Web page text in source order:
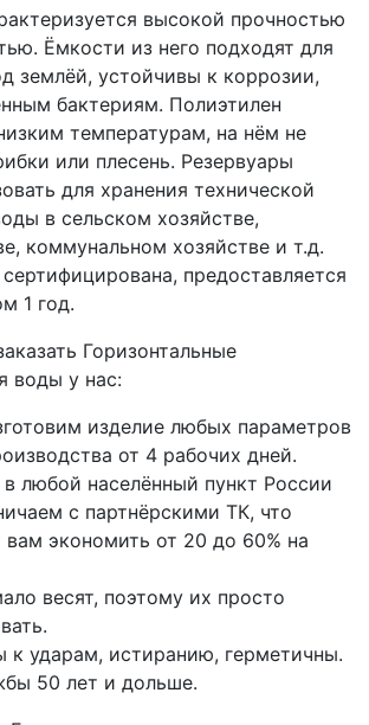
высокой прочностью
Ёмкости из него подходят для
землёй, устойчивы к коррозии,
бактериям. Полиэтилен
температурам, на нём не
или плесень. Резервуары
для хранения технической
в сельском хозяйстве,
коммунальном хозяйстве и т.д.
предоставляется
1 год.
Горизонтальные
воды у нас:
изделие любых параметров
от 4 рабочих дней.
любой населённый пункт России
с партнёрскими ТК, что
вам экономить от 20 до 60% на
весят, поэтому их просто
к ударам, истиранию, герметичны.
50 лет и дольше.